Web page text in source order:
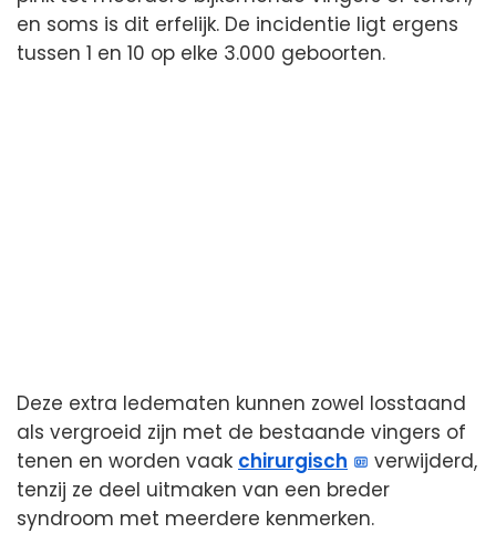
en soms is dit erfelijk. De incidentie ligt ergens
tussen 1 en 10 op elke 3.000 geboorten.
Deze extra ledematen kunnen zowel losstaand
als vergroeid zijn met de bestaande vingers of
tenen en worden vaak chirurgisch
verwijderd,
tenzij ze deel uitmaken van een breder
syndroom met meerdere kenmerken.